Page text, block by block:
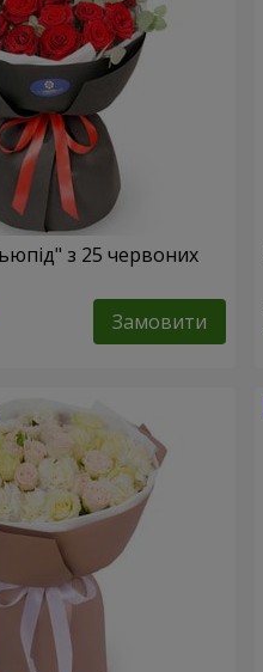
з 25 червоних
Замовити